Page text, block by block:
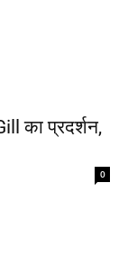
का प्रदर्शन,
0